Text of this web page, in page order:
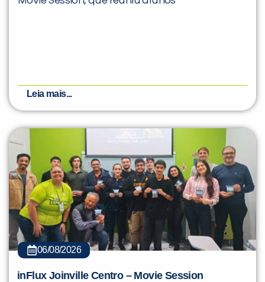
Leia mais...
06/08/2026
inFlux Joinville Centro – Movie Session